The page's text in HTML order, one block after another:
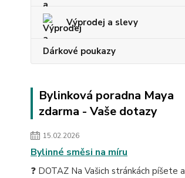
Výprodej a slevy
Dárkové poukazy
Bylinková poradna Maya
zdarma - Vaše dotazy
15.02.2026
Bylinné směsi na míru
❓ DOTAZ Na Vašich stránkách píšete a